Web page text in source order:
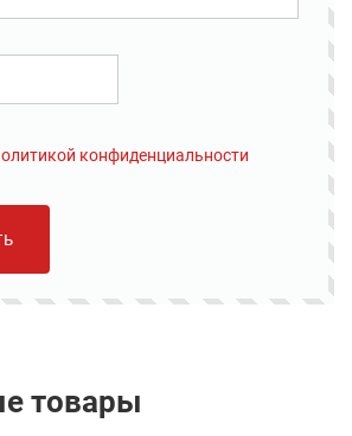
конфиденциальности
товары